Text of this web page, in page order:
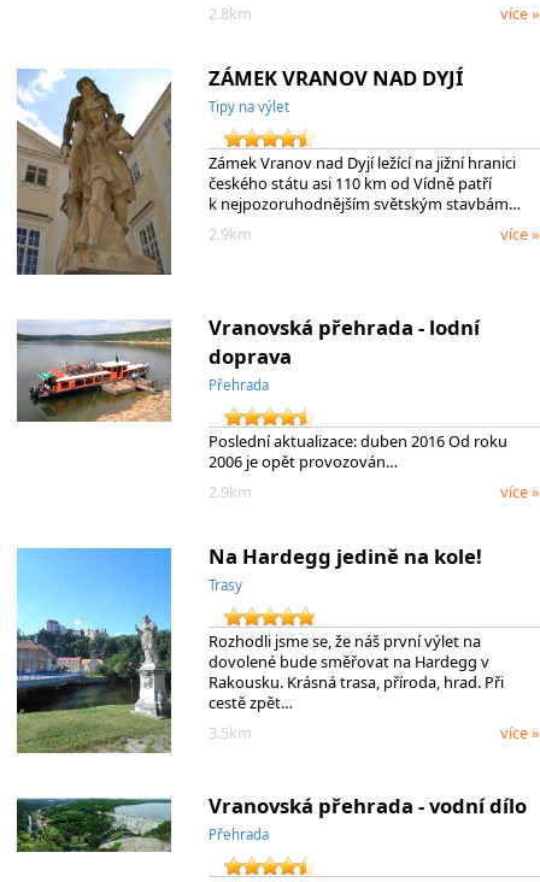
2.8km
více »
ZÁMEK VRANOV NAD DYJÍ
Tipy na výlet
Zámek Vranov nad Dyjí ležící na jižní hranici
českého státu asi 110 km od Vídně patří
k nejpozoruhodnějším světským stavbám…
2.9km
více »
Vranovská přehrada - lodní
doprava
Přehrada
Poslední aktualizace: duben 2016 Od roku
2006 je opět provozován…
2.9km
více »
Na Hardegg jedině na kole!
Trasy
Rozhodli jsme se, že náš první výlet na
dovolené bude směřovat na Hardegg v
Rakousku. Krásná trasa, příroda, hrad. Při
cestě zpět…
3.5km
více »
Vranovská přehrada - vodní dílo
Přehrada